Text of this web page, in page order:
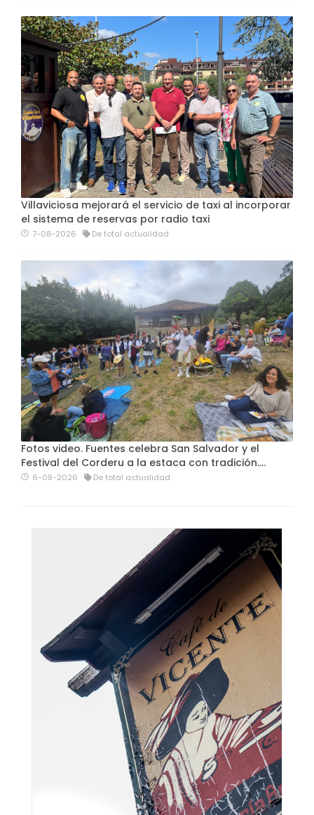
Villaviciosa mejorará el servicio de taxi al incorporar
el sistema de reservas por radio taxi
7-08-2026 De total actualidad
Fotos video. Fuentes celebra San Salvador y el
Festival del Corderu a la estaca con tradición....
6-08-2026 De total actualidad